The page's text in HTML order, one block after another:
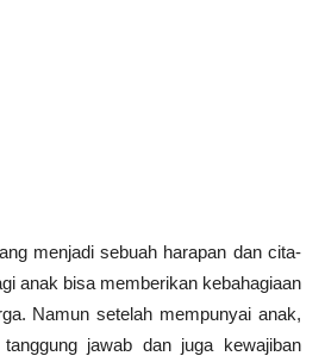
menjadi sebuah harapan dan cita-
anak bisa memberikan kebahagiaan
Namun setelah mempunyai anak,
jawab dan juga kewajiban